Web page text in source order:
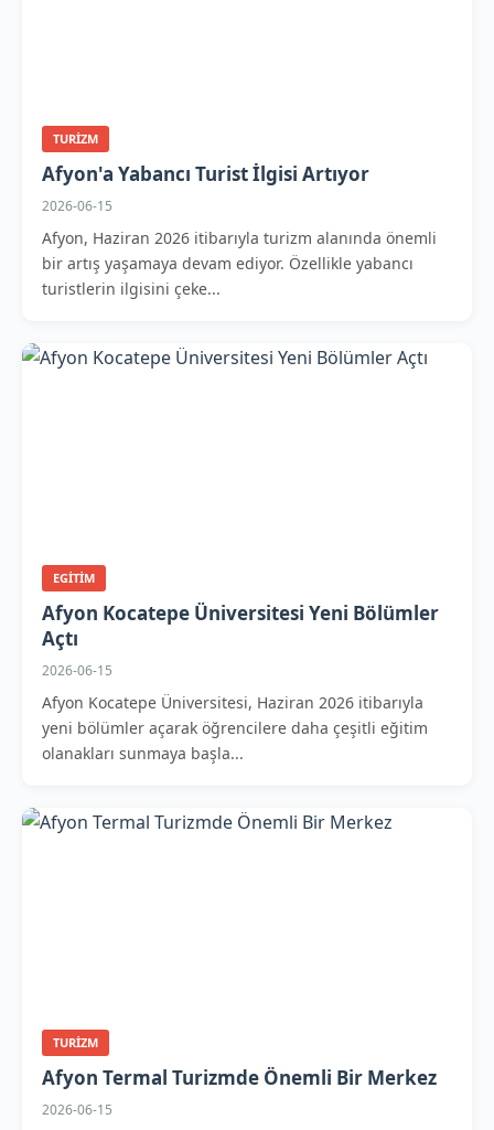
TURIZM
Afyon'a Yabancı Turist İlgisi Artıyor
2026-06-15
Afyon, Haziran 2026 itibarıyla turizm alanında önemli
bir artış yaşamaya devam ediyor. Özellikle yabancı
turistlerin ilgisini çeke...
EGITIM
Afyon Kocatepe Üniversitesi Yeni Bölümler
Açtı
2026-06-15
Afyon Kocatepe Üniversitesi, Haziran 2026 itibarıyla
yeni bölümler açarak öğrencilere daha çeşitli eğitim
olanakları sunmaya başla...
TURIZM
Afyon Termal Turizmde Önemli Bir Merkez
2026-06-15